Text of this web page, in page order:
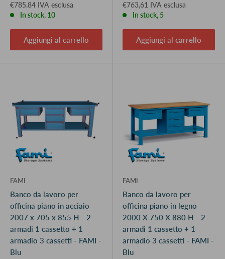
€785,84 IVA esclusa
In stock, 10
Aggiungi al carrello
€763,61 IVA esclusa
In stock, 5
Aggiungi al carrello
FAMI
Banco da lavoro per
officina piano in acciaio
2007 x 705 x 855 H - 2
armadi 1 cassetto + 1
armadio 3 cassetti - FAMI -
Blu
FAMI
Banco da lavoro per
officina piano in legno
2000 X 750 X 880 H - 2
armadi 1 cassetto + 1
armadio 3 cassetti - FAMI -
Blu